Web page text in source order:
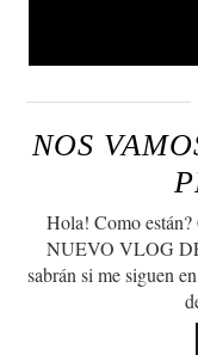
NOS
Hola! Como
NUEVO VLOG
sabrán si me siguen